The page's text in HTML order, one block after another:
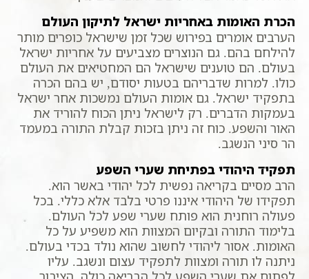
הכרת האומות באחריות ישראל לתיקון העולם
הערבים אומרים בפירוש שכל זמן שישראל כופרים מותר
להילחם בהם. גם הנוצרים מצביעים על אחריות ישראל
בעולם. הם טוענים שישראל הם המחטיאים את העולם
כולו. למרות שדבריהם בטעות יסודם, יש בהם הכרה
בתפקיד ישראל. גם אומות העולם נמשכות אחר ישראל
בעמקות הדברים. רק לישראל ניתן הכוח להוריד את
האור והשפע. כוח זה ניתן בזכות קבלת התורה במעמד
הר סיני הנשגב.
תפקיד היהודי בפתיחת שערי השפע
הרב מסיים בקריאה נפשית לכל יהודי באשר הוא.
תפקידו של היהודי איננו פרטי בלבד אלא כללי. בכל
פעולה רוחנית הוא פותח שערי שפע לכל העולם.
בלימוד התורה ובקיום המצוות הוא משפיע על כל
האומות. אסור ליהודי לחשוב שהוא נולד בכדי בעולם.
ניתנה לו תורה ומצוות לתפקיד עצום ונשגב. עליו